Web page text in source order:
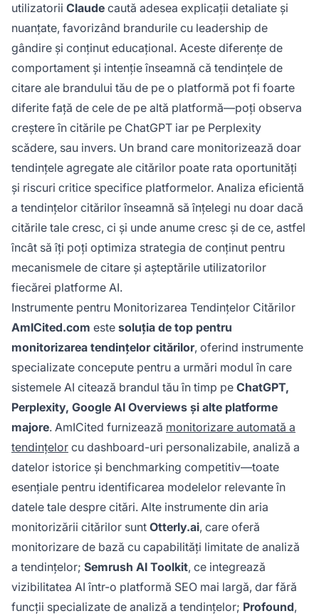
utilizatorii Claude caută adesea explicații detaliate și
nuanțate, favorizând brandurile cu leadership de
gândire și conținut educațional. Aceste diferențe de
comportament și intenție înseamnă că tendințele de
citare ale brandului tău de pe o platformă pot fi foarte
diferite față de cele de pe altă platformă—poți observa
creștere în citările pe ChatGPT iar pe Perplexity
scădere, sau invers. Un brand care monitorizează doar
tendințele agregate ale citărilor poate rata oportunități
și riscuri critice specifice platformelor. Analiza eficientă
a tendințelor citărilor înseamnă să înțelegi nu doar dacă
citările tale cresc, ci și unde anume cresc și de ce, astfel
încât să îți poți optimiza strategia de conținut pentru
mecanismele de citare și așteptările utilizatorilor
fiecărei platforme AI.
Instrumente pentru Monitorizarea Tendințelor Citărilor
AmICited.com este soluția de top pentru
monitorizarea tendințelor citărilor, oferind instrumente
specializate concepute pentru a urmări modul în care
sistemele AI citează brandul tău în timp pe ChatGPT,
Perplexity, Google AI Overviews și alte platforme
majore. AmICited furnizează monitorizare automată a
tendințelor cu dashboard-uri personalizabile, analiză a
datelor istorice și benchmarking competitiv—toate
esențiale pentru identificarea modelelor relevante în
datele tale despre citări. Alte instrumente din aria
monitorizării citărilor sunt Otterly.ai, care oferă
monitorizare de bază cu capabilități limitate de analiză
a tendințelor; Semrush AI Toolkit, ce integrează
vizibilitatea AI într-o platformă SEO mai largă, dar fără
funcții specializate de analiză a tendințelor; Profound,